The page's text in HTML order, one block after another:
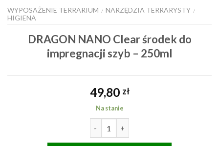
WYPOSAŻENIE TERRARIUM / NARZĘDZIA TERRARYSTY /
HIGIENA
DRAGON NANO Clear środek do
impregnacji szyb – 250ml
49,80 zł
Na stanie